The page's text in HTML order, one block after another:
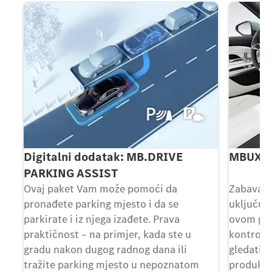
Digitalni dodatak: MB.DRIVE
PARKING ASSIST
Ovaj paket Vam može pomoći da
pronađete parking mjesto i da se
parkirate i iz njega izađete. Prava
praktičnost – na primjer, kada ste u
gradu nakon dugog radnog dana ili
tražite parking mjesto u nepoznatom
MBUX
Zabava
ovom
gledati